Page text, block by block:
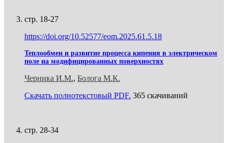
стр. 18-27
https://doi.org/10.52577/eom.2025.61.5.18
Теплообмен и развитие процесса кипения в электрическом
поле на модифицированных поверхностях
Черника И.М., Болога М.К.
Скачать полнотекстовый PDF. 365 скачиваний
стр. 28-34